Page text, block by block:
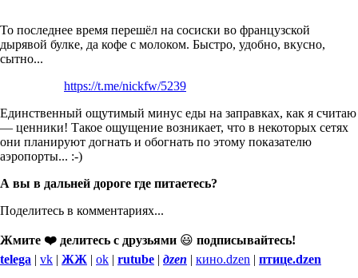
То последнее время перешёл на сосиски во французской
дырявой булке, да кофе с молоком. Быстро, удобно, вкусно,
сытно...
https://t.me/nickfw/5239
Единственный ощутимый минус еды на заправках, как я считаю
— ценники! Такое ощущение возникает, что в некоторых сетях
они планируют догнать и обогнать по этому показателю
аэропорты... :-)
А вы в дальней дороге где питаетесь?
Поделитесь в комментариях...
Жмите ❤️ делитесь с друзьями 😃 подписывайтесь!
telega | vk | ЖЖ | ok | rutube | дzen | кино.dzen | птице.dzen